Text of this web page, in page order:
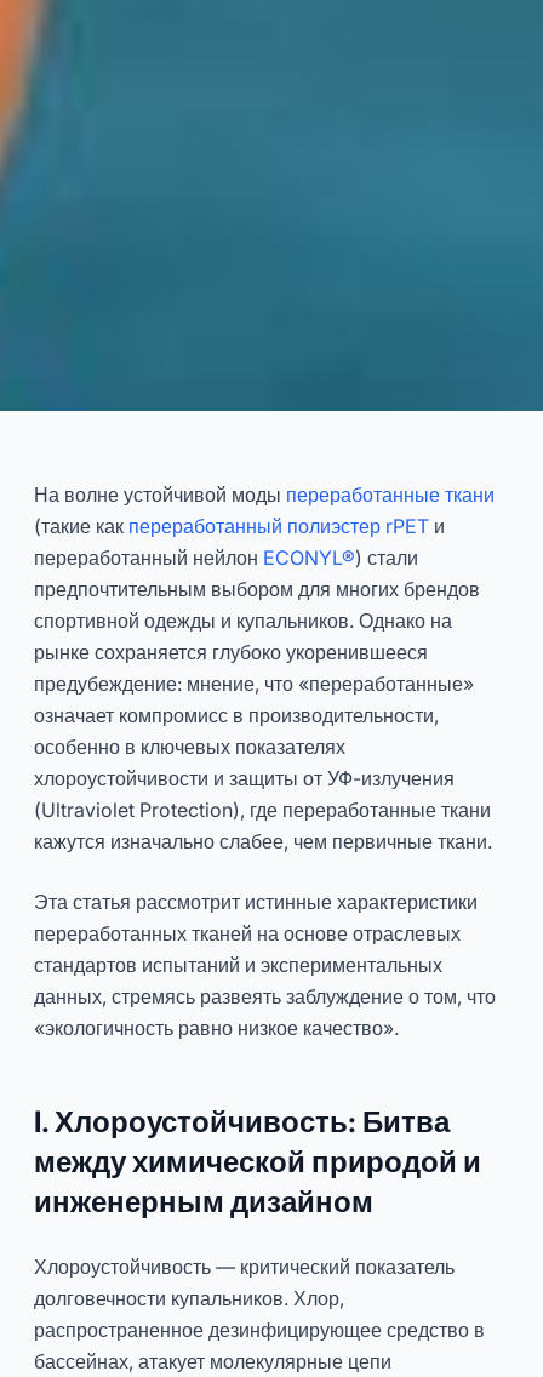
Действительно ли
переработанные ткани
уступают по устойчивости к
хлору и защите от УФ-
излучения?
2026-03 Да Юй
Консультироваться Сейчас
На волне устойчивой моды переработанные ткани
(такие как переработанный полиэстер rPET и
переработанный нейлон ECONYL®) стали
предпочтительным выбором для многих брендов
спортивной одежды и купальников. Однако на
рынке сохраняется глубоко укоренившееся
предубеждение: мнение, что «переработанные»
означает компромисс в производительности,
особенно в ключевых показателях
хлороустойчивости и защиты от УФ-излучения
(Ultraviolet Protection), где переработанные ткани
кажутся изначально слабее, чем первичные ткани.
Эта статья рассмотрит истинные характеристики
переработанных тканей на основе отраслевых
стандартов испытаний и экспериментальных
данных, стремясь развеять заблуждение о том, что
«экологичность равно низкое качество».
I. Хлороустойчивость: Битва
между химической природой и
инженерным дизайном
Хлороустойчивость — критический показатель
долговечности купальников. Хлор,
распространенное дезинфицирующее средство в
бассейнах, атакует молекулярные цепи